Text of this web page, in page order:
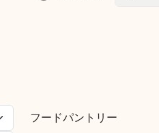
フードパントリー